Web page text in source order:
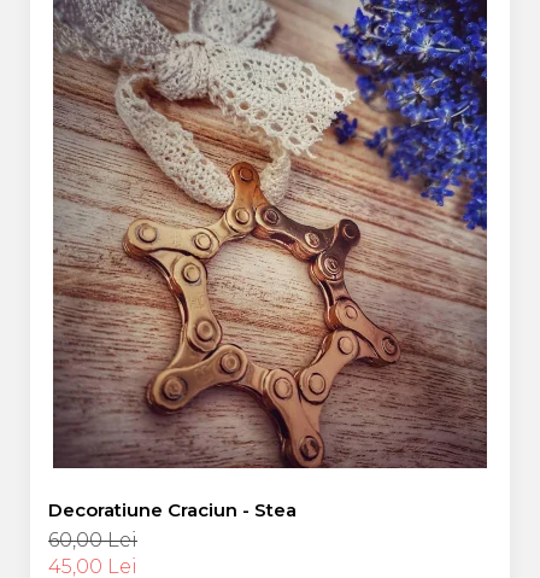
Decoratiune Craciun - Stea
60,00 Lei
45,00 Lei